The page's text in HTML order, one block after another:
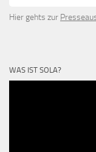
Hier gehts zur
WAS IST SOLA?